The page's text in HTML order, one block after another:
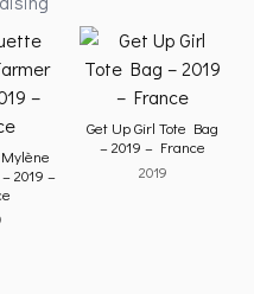
2019 –
Get Up Girl Tote Bag
– 2019 – France
2019